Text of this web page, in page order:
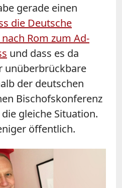
gerade einen
die Deutsche
Rom zum Ad-
und dass es da
unüberbrückbare
der deutschen
Bischofskonferenz
gleiche Situation.
öffentlich.